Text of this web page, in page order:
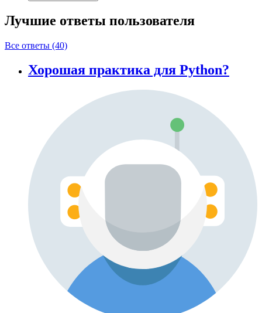
Лучшие ответы пользователя
Все ответы (40)
Хорошая практика для Python?